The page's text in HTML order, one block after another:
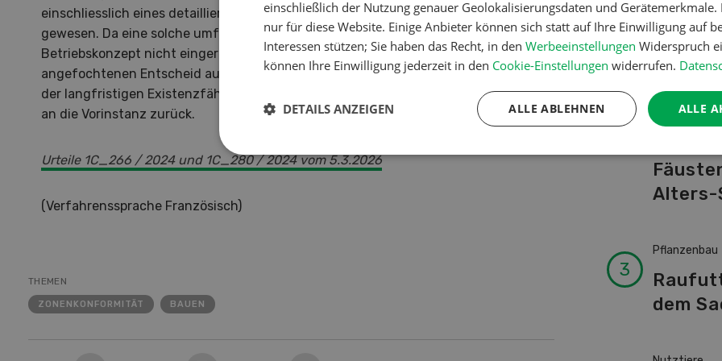
einschliesslich eines detaillierten Betriebskonzepts zwingend erforderlich
gewesen. Da eine solche umfassende Rentabilitätsprüfung bzw. ein
Betriebskonzept nicht eingereicht wurden, hob das Bundesgericht den
angefochtenen Entscheid auf und wies die Sache zur ergänzenden Abklärung
der langfristigen Existenzfähigkeit und zu einer Neubeurteilung der Bewilligung
an die Vorinstanz zurück.
Urteile 1C_266 / 2024 und 1C_280 / 2024 vom 5.3.2026
(Verfahrenssprache Französisch)
THEMEN
ZONENKONFORMITÄT BAUEN
von A-
Alters-
Pflanzenbau
dem
einschließlich der Nutzung genauer Geolokalisierungsdaten und
nur für diese Website. Einige Anbieter können sich statt auf Ihre Einwilligung auf
Interessen stützen; Sie haben das Recht, in den Werbeeinstellungen Widerspruch
können Ihre Einwilligung jederzeit in den Cookie-Einstellungen widerrufen.
ALLE
ALLE ABLEHNEN
DETAILS ANZEIGEN